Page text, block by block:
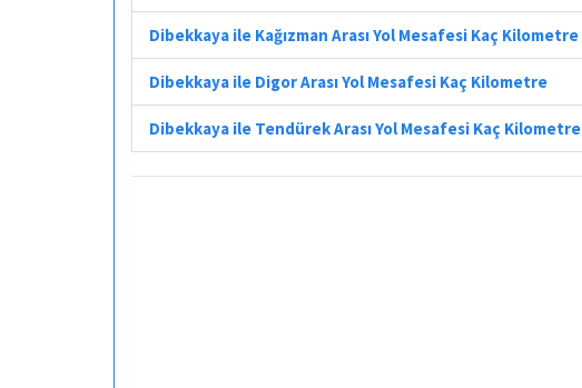
Dibekkaya ile Kağızman Arası Yol Mesafesi Kaç Kilometre
Dibekkaya ile Digor Arası Yol Mesafesi Kaç Kilometre
Dibekkaya ile Tendürek Arası Yol Mesafesi Kaç Kilometre